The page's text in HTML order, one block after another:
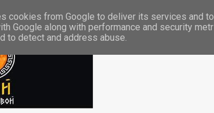
cookies from Google to deliver its services and
Google along with performance and security
to detect and address abuse.